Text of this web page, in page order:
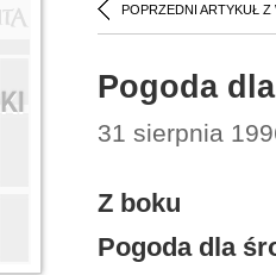
POPRZEDNI ARTYKUŁ Z
Pogoda
31 sierpnia
Z boku
Pogoda dla